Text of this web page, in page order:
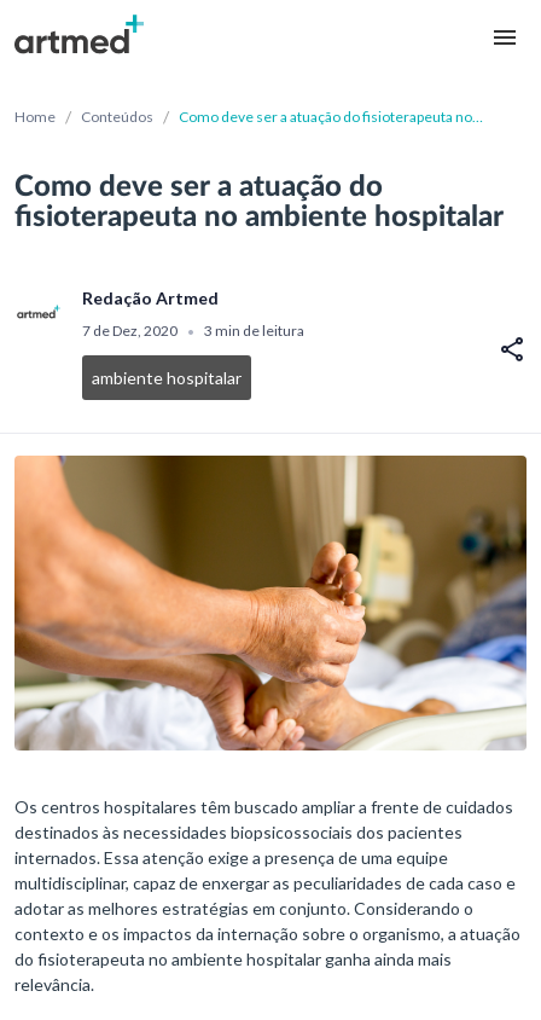
Home / Conteúdos / Como deve ser a atuação do fisioterapeuta no
Como deve ser a atuação do
fisioterapeuta no ambiente hospitalar
Redação Artmed
7 de Dez, 2020 • 3 min de leitura
ambiente hospitalar
Os centros hospitalares têm buscado ampliar a frente de cuidados
destinados às necessidades biopsicossociais dos pacientes
internados. Essa atenção exige a presença de uma equipe
multidisciplinar, capaz de enxergar as peculiaridades de cada caso e
adotar as melhores estratégias em conjunto. Considerando o
contexto e os impactos da internação sobre o organismo, a atuação
do fisioterapeuta no ambiente hospitalar ganha ainda mais
relevância.